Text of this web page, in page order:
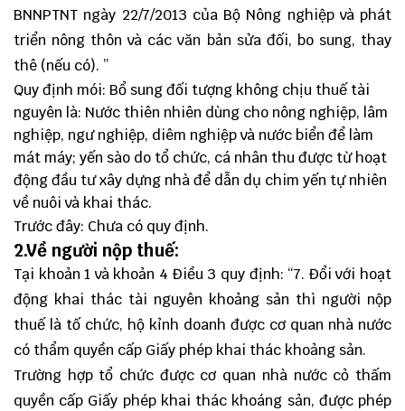
BNNPTNT ngày 22/7/2013 của Bộ Nông nghiệp và phát
triển nông thôn và các văn bản sửa đối, bo sung, thay
thê (nếu có). ”
Quy định mói: Bổ sung đối tượng không chịu thuế tài
nguyên là: Nước thiên nhiên dùng cho nông nghiệp, lâm
nghiệp, ngư nghiệp, diêm nghiệp và nước biển để làm
mát máy; yến sào do tổ chức, cá nhân thu được từ hoạt
động đầu tư xây dựng nhà để dẫn dụ chim yến tự nhiên
về nuôi và khai thác.
Trước đây: Chưa có quy định.
2.Về người nộp thuế:
Tại khoản 1 và khoản 4 Điều 3 quy định: “7. Đổi với hoạt
động khai thác tài nguyên khoảng sản thì người nộp
thuế là tố chức, hộ kỉnh doanh được cơ quan nhà nước
có thẩm quyền cấp Giấy phép khai thác khoảng sản.
Trường hợp tổ chức được cơ quan nhà nước cỏ thấm
quyền cấp Giấy phép khai thác khoáng sản, được phép